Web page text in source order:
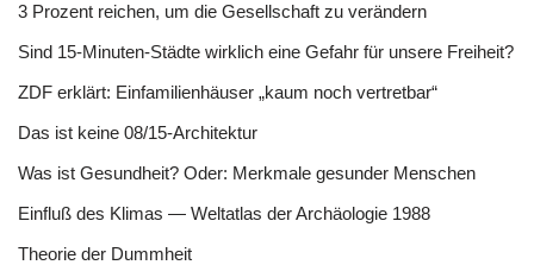
3 Prozent reichen, um die Gesellschaft zu verändern
Sind 15-Minuten-Städte wirklich eine Gefahr für unsere Freiheit?
ZDF erklärt: Einfamilienhäuser „kaum noch vertretbar“
Das ist keine 08/15-Architektur
Was ist Gesundheit? Oder: Merkmale gesunder Menschen
Einfluß des Klimas — Weltatlas der Archäologie 1988
Theorie der Dummheit